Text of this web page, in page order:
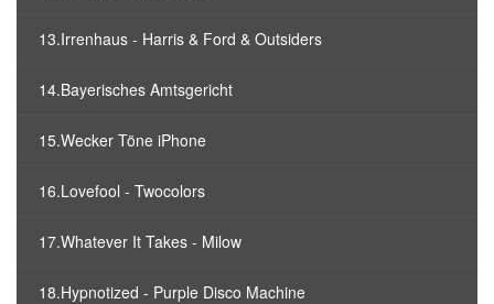
13.Irrenhaus - Harris & Ford & Outsiders
14.Bayerisches Amtsgericht
15.Wecker Töne iPhone
16.Lovefool - Twocolors
17.Whatever It Takes - Milow
18.Hypnotized - Purple Disco Machine